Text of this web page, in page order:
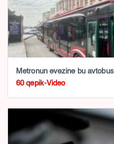
Metronun əvəzinə bu
60 qəpik-Video